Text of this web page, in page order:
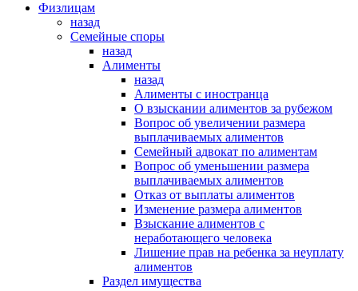
Физлицам
назад
Семейные споры
назад
Алименты
назад
Алименты с иностранца
О взыскании алиментов за рубежом
Вопрос об увеличении размера
выплачиваемых алиментов
Семейный адвокат по алиментам
Вопрос об уменьшении размера
выплачиваемых алиментов
Отказ от выплаты алиментов
Изменение размера алиментов
Взыскание алиментов с
неработающего человека
Лишение прав на ребенка за неуплату
алиментов
Раздел имущества